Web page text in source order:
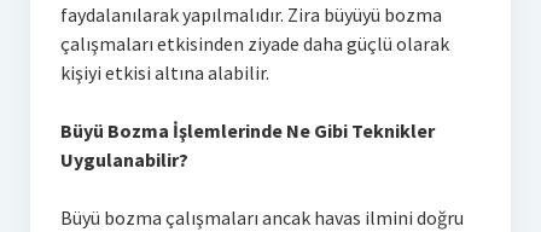
faydalanılarak yapılmalıdır. Zira büyüyü bozma
çalışmaları etkisinden ziyade daha güçlü olarak
kişiyi etkisi altına alabilir.
Büyü Bozma İşlemlerinde Ne Gibi Teknikler
Uygulanabilir?
Büyü bozma çalışmaları ancak havas ilmini doğru